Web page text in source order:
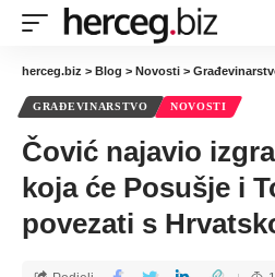
herceg.biz > Blog > Novosti >
GRAĐEVINARSTVO NOVOSTI
Čović najavio
koja će Posušje i
povezati s